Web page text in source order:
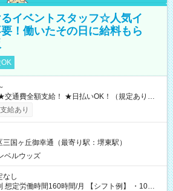
イベントスタッフ☆人気イ
！働いたその日に給料もら
現金GET♪ お仕事後はコンビニATMから 日払
給あり
国ヶ丘御幸通（最寄り駅：堺東駅）
ベルウッズ
なし
時間160時間/月 【シフト例】 ・10：